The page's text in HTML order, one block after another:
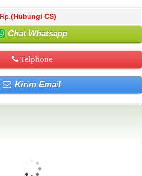
Rp. (Hubungi CS)
Chat Whatsapp
Telphone
Kirim Email